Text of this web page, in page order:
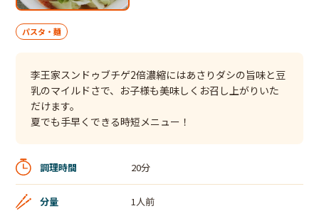
パスタ・麺
李王家スンドゥブチゲ2倍濃縮にはあさりダシの旨味と豆
乳のマイルドさで、お子様も美味しくお召し上がりいた
だけます。
夏でも手早くできる時短メニュー！
調理時間 20分
分量 1人前